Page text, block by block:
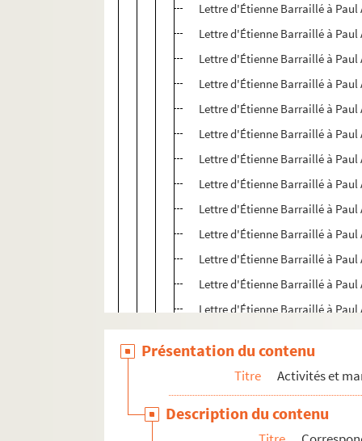
Lettre d'Étienne Barraillé à Paul
Lettre d'Étienne Barraillé à Paul
Lettre d'Étienne Barraillé à Paul
Lettre d'Étienne Barraillé à Paul
Lettre d'Étienne Barraillé à Paul
Lettre d'Étienne Barraillé à Paul
Lettre d'Étienne Barraillé à Paul
Lettre d'Étienne Barraillé à Paul
Lettre d'Étienne Barraillé à Paul
Lettre d'Étienne Barraillé à Paul
Lettre d'Étienne Barraillé à Paul
Lettre d'Étienne Barraillé à Paul
Lettre d'Étienne Barraillé à Paul
Carte d'Étienne Barraillé à Paul
Carte d'Étienne Barraillé à Paul
Lettre d'Étienne Barraillé à Paul
Lettre d'Étienne Barraillé à
Présentation du contenu
Titre Activités et
Description du contenu